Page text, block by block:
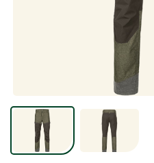
Måltavlor
Optik
Skapa konto